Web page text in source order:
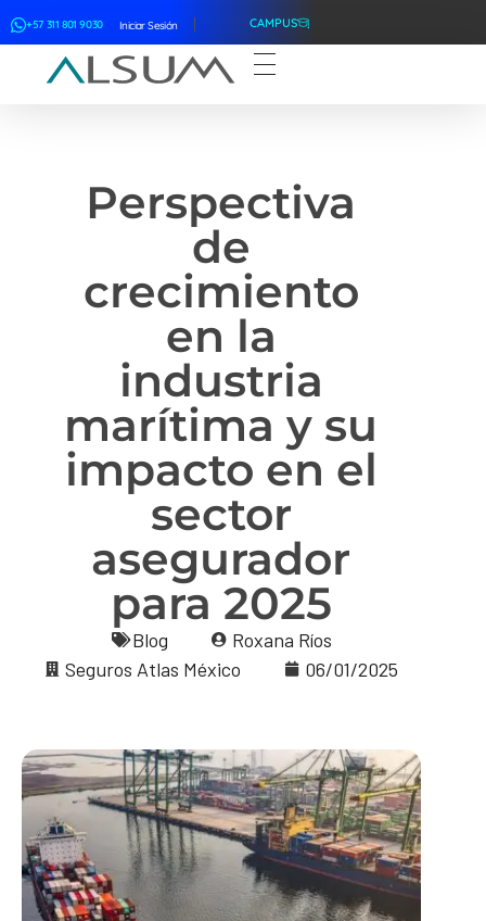
+57 311 801 9030 Iniciar Sesión CAMPUS
Perspectiva
de
crecimiento
en la
industria
marítima y su
impacto en el
sector
asegurador
para 2025
Blog
Roxana Ríos
Seguros Atlas México
06/01/2025